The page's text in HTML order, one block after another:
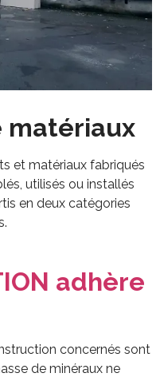
matériaux
et matériaux fabriqués
utilisés ou installés
en deux catégories
adhère
concernés sont
de minéraux ne